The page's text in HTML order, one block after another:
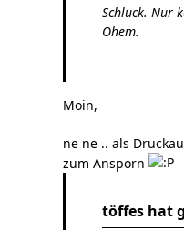
Schluck. Nur
Öhem.
Moin,
ne ne .. als
zum Ansporn
töffes hat